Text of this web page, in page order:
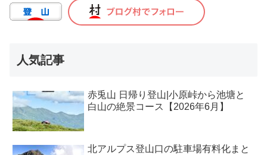
人気記事
赤兎山 日帰り登山|小原峠から池塘と
白山の絶景コース【2026年6月】
北アルプス登山口の駐車場有料化まと